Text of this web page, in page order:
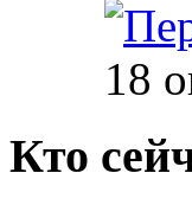
18
Кто